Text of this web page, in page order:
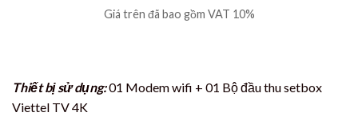
Giá trên đã bao gồm VAT 10%
Thiết bị sử dụng:01 Modem wifi + 01 Bộ đầu thu setbox
Viettel TV 4K